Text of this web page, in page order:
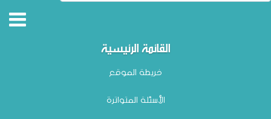
القائمة الرئيسية
خريطة الموقع
الأسئلة المتواترة